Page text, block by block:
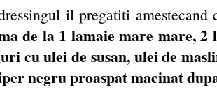
il pregatiti
de la 1 lamaie mare mare, 2
cu ulei de susan, ulei de
negru proaspat macinat